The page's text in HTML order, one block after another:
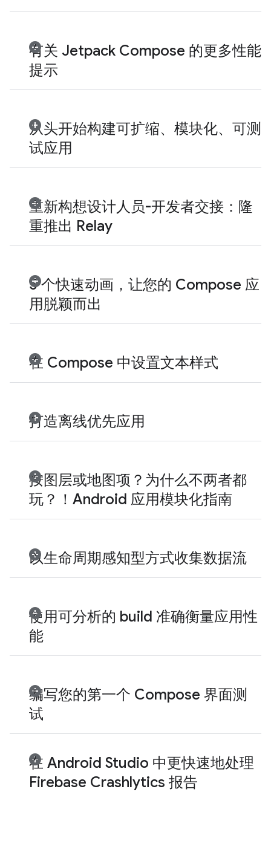
有关 Jetpack Compose 的更多性能
提示
从头开始构建可扩缩、模块化、可测
试应用
重新构想设计人员-开发者交接：隆
重推出 Relay
5 个快速动画，让您的 Compose 应
用脱颖而出
在 Compose 中设置文本样式
打造离线优先应用
按图层或地图项？为什么不两者都
玩？！Android 应用模块化指南
以生命周期感知型方式收集数据流
使用可分析的 build 准确衡量应用性
能
编写您的第一个 Compose 界面测
试
在 Android Studio 中更快速地处理
Firebase Crashlytics 报告